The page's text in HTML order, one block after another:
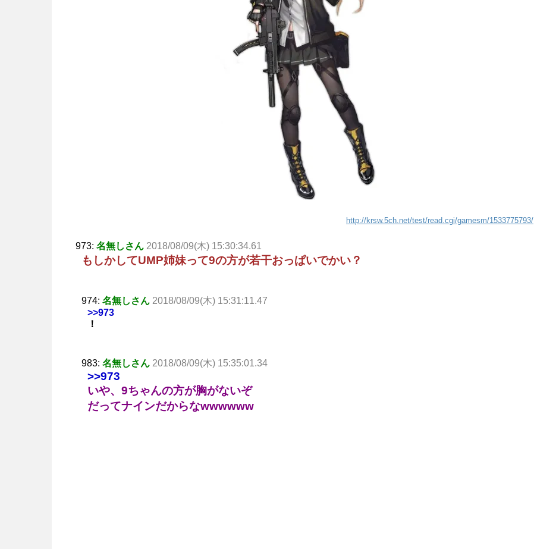
http://krsw.5ch.net/test/read.cgi/gamesm/1533775793/
973: 名無しさん 2018/08/09(木) 15:30:34.61
もしかしてUMP姉妹って9の方が若干おっぱいでかい？
974: 名無しさん 2018/08/09(木) 15:31:11.47
>>973
！
983: 名無しさん 2018/08/09(木) 15:35:01.34
>>973
いや、9ちゃんの方が胸がないぞ
だってナインだからなwwwwww